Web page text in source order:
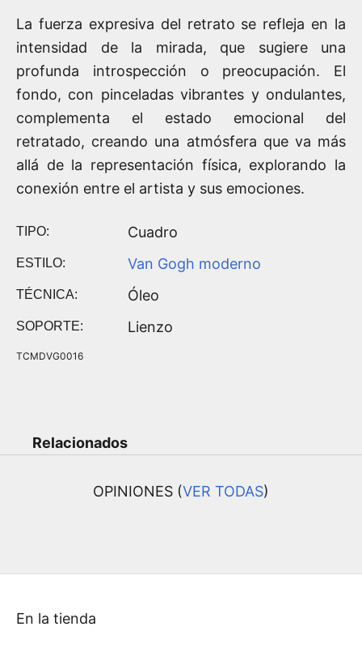
La fuerza expresiva del retrato se refleja en la
intensidad de la mirada, que sugiere una
profunda introspección o preocupación. El
fondo, con pinceladas vibrantes y ondulantes,
complementa el estado emocional del
retratado, creando una atmósfera que va más
allá de la representación física, explorando la
conexión entre el artista y sus emociones.
TIPO: Cuadro
ESTILO: Van Gogh moderno
TÉCNICA: Óleo
SOPORTE: Lienzo
TCMDVG0016
Relacionados
OPINIONES (VER TODAS)
En la tienda